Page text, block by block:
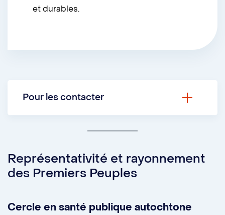
et durables.
Pour les contacter
lescercles@umontreal.ca
Instagram :@lescercles.umontreal
Site web : Les cercles
Représentativité et rayonnement
des Premiers Peuples
Cercle en santé publique autochtone